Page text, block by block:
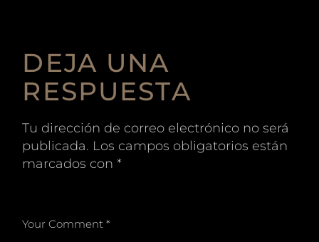
DEJA UNA
RESPUESTA
Tu dirección de correo electrónico no será
publicada. Los campos obligatorios están
marcados con*